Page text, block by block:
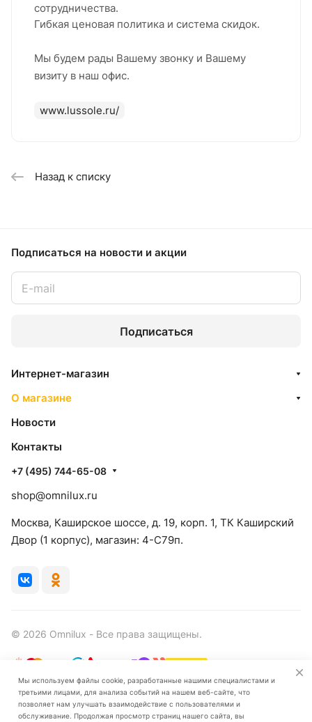
сотрудничества.
Гибкая ценовая политика и система скидок.
Мы будем рады Вашему звонку и Вашему
визиту в наш офис.
www.lussole.ru/
Назад к списку
Подписаться на новости и акции
Подписаться
Интернет-магазин
О магазине
Новости
Контакты
+7 (495) 744-65-08
shop@omnilux.ru
Москва, Каширское шоссе, д. 19, корп. 1, ТК Каширский
Двор (1 корпус), магазин: 4-C79п.
© 2026 Omnilux - Все права защищены.
Конфиденциальность Оферта
Мы используем файлы cookie, разработанные нашими специалистами и
третьими лицами, для анализа событий на нашем веб-сайте, что
позволяет нам улучшать взаимодействие с пользователями и
обслуживание. Продолжая просмотр страниц нашего сайта, вы